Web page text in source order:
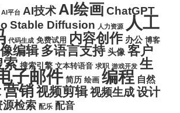
AI平台 AI技术AI绘画ChatGPT
Stable Diffusion 人力资源 人工
代码生成 免费试用 内容创作 办公 博客
编辑 多语言支持 头像 客户
索 搜索引擎 文本转语音 求职 游戏开发 生
子邮件 简历 绘画 编程 自然
营销视频剪辑视频生成设计
源检索 配乐 配音